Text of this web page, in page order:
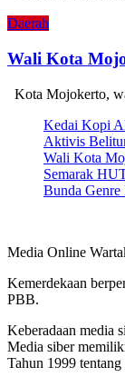
Daerah
Wali Kota
Kota Mojokerto,
Kedai Kopi
Aktivis
Wali Kota
Semarak
Bunda
Media Online
Kemerdekaan
PBB.
Keberadaan media
Media siber
Tahun 1999